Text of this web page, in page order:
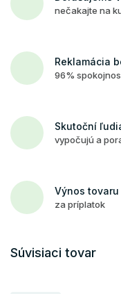
nečakajte na
Reklamácia
96%
Skutoční
vypočujú a
Výnos
za príplatok
Súvisiaci tovar